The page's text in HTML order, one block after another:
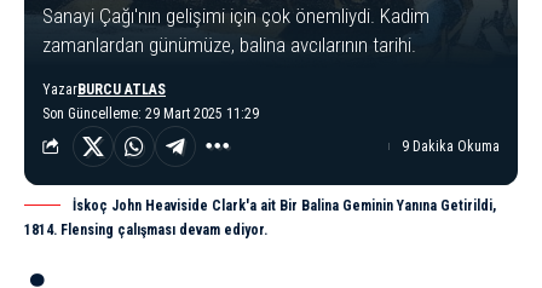
Sanayi Çağı'nın gelişimi için çok önemliydi. Kadim
zamanlardan günümüze, balina avcılarının tarihi.
Son Güncelleme: 29 Mart 2025 11:29
YazarBURCU ATLAS
9 Dakika Okuma
İskoç John Heaviside Clark'a ait Bir Balina Geminin Yanına Getirildi,
1814. Flensing çalışması devam ediyor.